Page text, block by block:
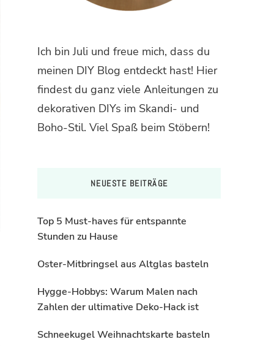
Ich bin Juli und freue mich, dass du
meinen DIY Blog entdeckt hast! Hier
findest du ganz viele Anleitungen zu
dekorativen DIYs im Skandi- und
Boho-Stil. Viel Spaß beim Stöbern!
NEUESTE BEITRÄGE
Top 5 Must-haves für entspannte
Stunden zu Hause
Oster-Mitbringsel aus Altglas basteln
Hygge-Hobbys: Warum Malen nach
Zahlen der ultimative Deko-Hack ist
Schneekugel Weihnachtskarte basteln